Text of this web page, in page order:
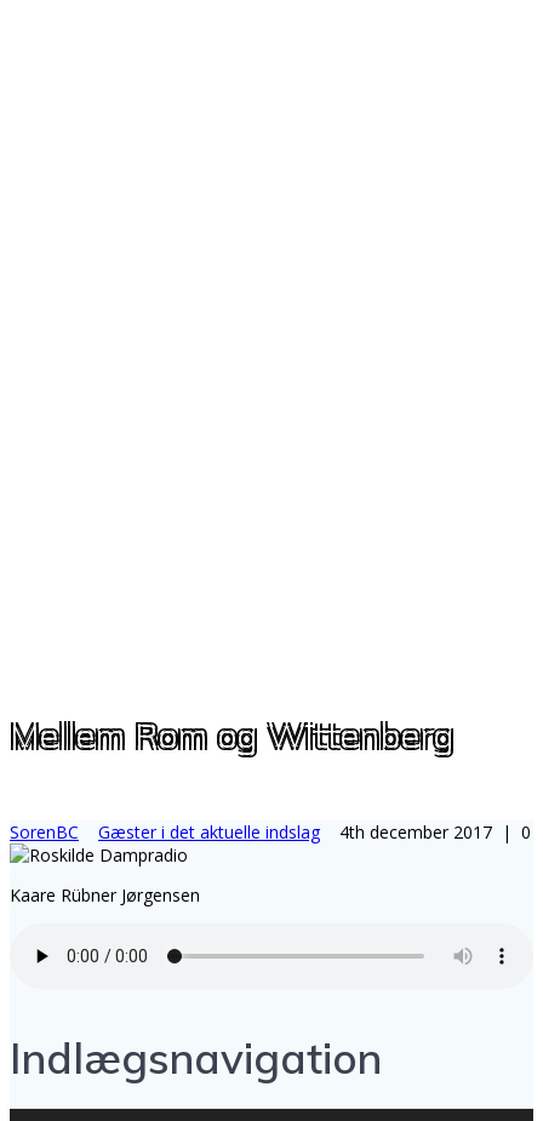
Mellem Rom og Wittenberg
SorenBC Gæster i det aktuelle indslag 4th december 2017 | 0
Kaare Rübner Jørgensen
Indlægsnavigation